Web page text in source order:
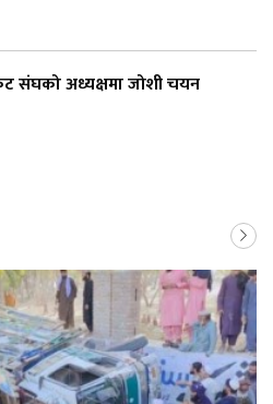
संघको अध्यक्षमा जोशी चयन